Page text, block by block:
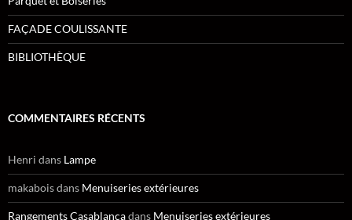
FAÇADE COULISSANTE
BIBLIOTHÈQUE
COMMENTAIRES RÉCENTS
Henri dans Lampe
makaboisdans Menuiseries extérieures
Rangements Casablancadans Menuiseries extérieures